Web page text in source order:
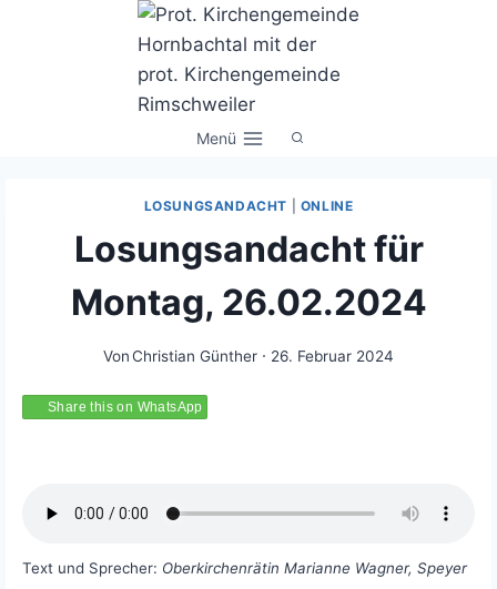
Menü
LOSUNGSANDACHT ONLINE
Losungsandacht für
Montag, 26.02.2024
VonChristian Günther 26. Februar 2024
Share this on WhatsApp
Text und Sprecher: Oberkirchenrätin Marianne Wagner, Speyer